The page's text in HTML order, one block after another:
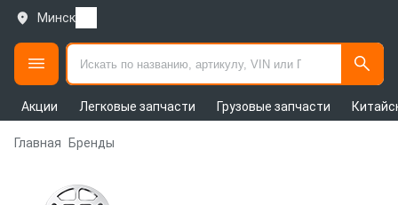
Минск
Акции Легковые запчасти Грузовые запчасти
Главная Бренды